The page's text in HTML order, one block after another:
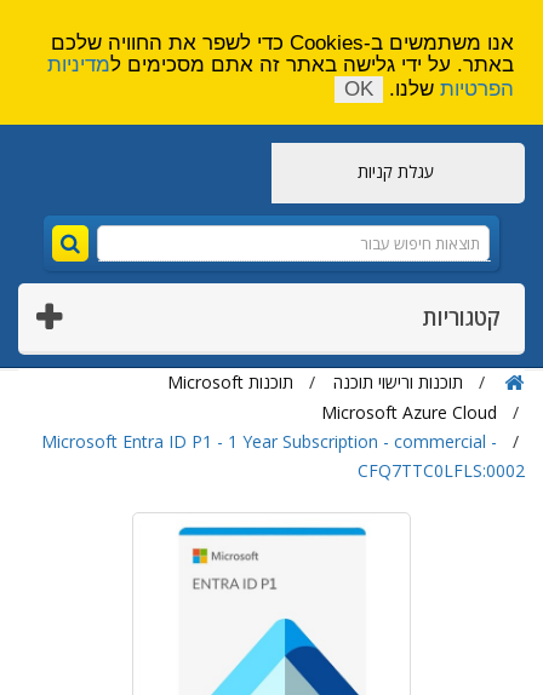
עגלת קניות
קטגוריות
תוכנות ורישוי תוכנה
תוכנות Microsoft
Microsoft Azure Cloud
Microsoft Entra ID P1 - 1 Year Subscription - commercial -
CFQ7TTC0LFLS:0002
אנו משתמשים ב-Cookies כדי לשפר את החוויה שלכם
באתר. על ידי גלישה באתר זה אתם מסכימים למדיניות
הפרטיות שלנו. OK